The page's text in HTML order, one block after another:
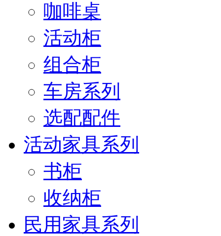
咖啡桌
活动柜
组合柜
车房系列
选配配件
活动家具系列
书柜
收纳柜
民用家具系列